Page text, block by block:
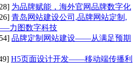
为品牌赋能，海外官网品牌数字化
青岛网站建设公司,品牌网站定制,
力图数字科技
品牌定制网站建设——从满足预期
H5页面设计开发——移动端传播利